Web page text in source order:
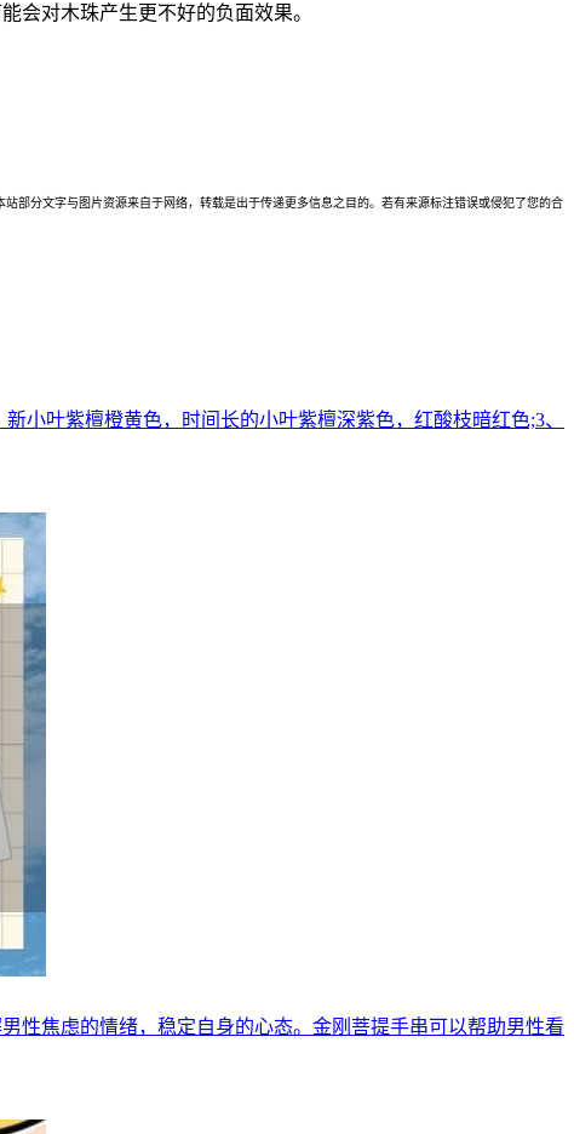
会对木珠产生更不好的负面效果。
部分文字与图片资源来自于网络，转载是出于传递更多信息之目的。若有来源标注错误或侵犯了您的合
小叶紫檀橙黄色，时间长的小叶紫檀深紫色，红酸枝暗红色;3、
性焦虑的情绪，稳定自身的心态。金刚菩提手串可以帮助男性看